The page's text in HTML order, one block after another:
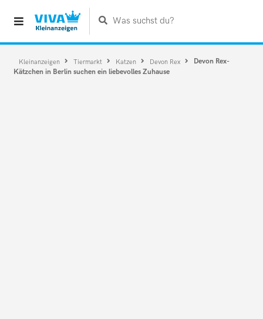
Was suchst du?
Kleinanzeigen Tiermarkt Katzen Devon Rex
Devon Rex-
Kätzchen in Berlin suchen ein liebevolles Zuhause